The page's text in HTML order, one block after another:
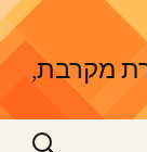
מקרבת,
חיפוש: